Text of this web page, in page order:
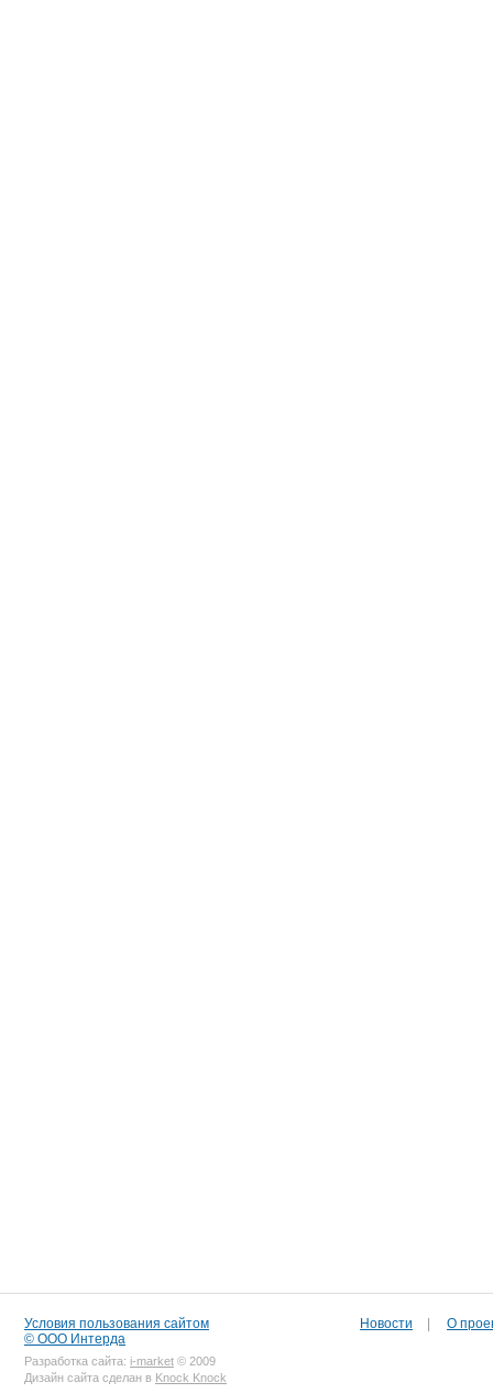
Условия пользования сайтом
© ООО Интерда
Разработка сайта: i-market © 2009
Дизайн сайта сделан в Knock Knock
Новости О